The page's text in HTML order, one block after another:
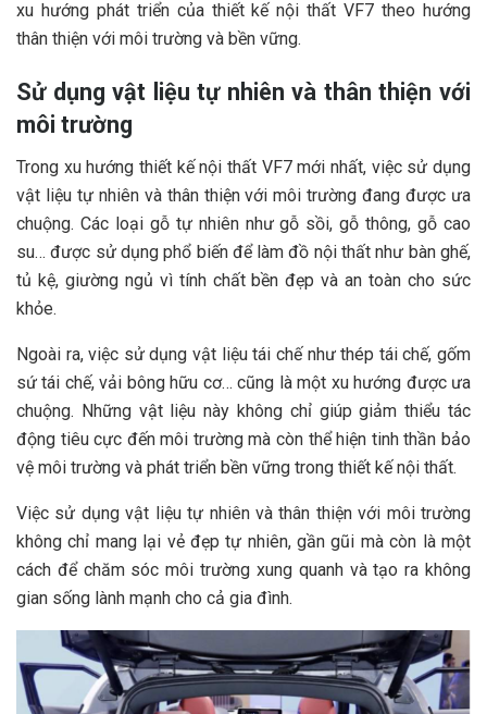
xu hướng phát triển của thiết kế nội thất VF7 theo hướng
thân thiện với môi trường và bền vững.
Sử dụng vật liệu tự nhiên và thân thiện với
môi trường
Trong xu hướng thiết kế nội thất VF7 mới nhất, việc sử dụng
vật liệu tự nhiên và thân thiện với môi trường đang được ưa
chuộng. Các loại gỗ tự nhiên như gỗ sồi, gỗ thông, gỗ cao
su… được sử dụng phổ biến để làm đồ nội thất như bàn ghế,
tủ kệ, giường ngủ vì tính chất bền đẹp và an toàn cho sức
khỏe.
Ngoài ra, việc sử dụng vật liệu tái chế như thép tái chế, gốm
sứ tái chế, vải bông hữu cơ… cũng là một xu hướng được ưa
chuộng. Những vật liệu này không chỉ giúp giảm thiểu tác
động tiêu cực đến môi trường mà còn thể hiện tinh thần bảo
vệ môi trường và phát triển bền vững trong thiết kế nội thất.
Việc sử dụng vật liệu tự nhiên và thân thiện với môi trường
không chỉ mang lại vẻ đẹp tự nhiên, gần gũi mà còn là một
cách để chăm sóc môi trường xung quanh và tạo ra không
gian sống lành mạnh cho cả gia đình.